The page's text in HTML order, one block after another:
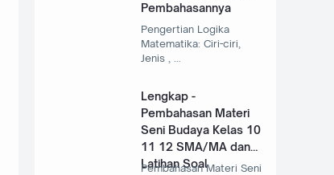
Pembahasannya
Pengertian Logika
Matematika: Ciri-ciri,
Jenis , …
Lengkap -
Pembahasan Materi
Seni Budaya Kelas 10
11 12 SMA/MA dan
Latihan Soal
Pembahasan Materi Seni